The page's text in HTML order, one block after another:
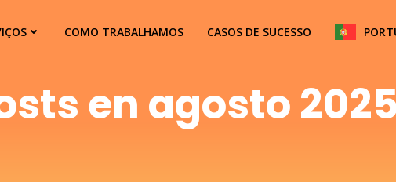
COMO TRABALHAMOS CASOS DE SUCESSO
en agosto 2025